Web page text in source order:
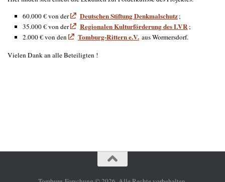
60.000 € von der
Deutschen Stiftung Denkmalschutz;
35.000 € von der
Regionalen Kulturförderung des LVR;
2.000 € von den
Tomburg-Rittern e.V. aus Wormersdorf.
Vielen Dank an alle Beteiligten !